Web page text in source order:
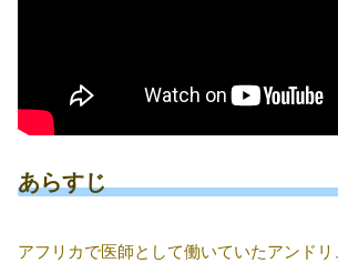
あらすじ
アフリカで医師として働いていたアンドリ